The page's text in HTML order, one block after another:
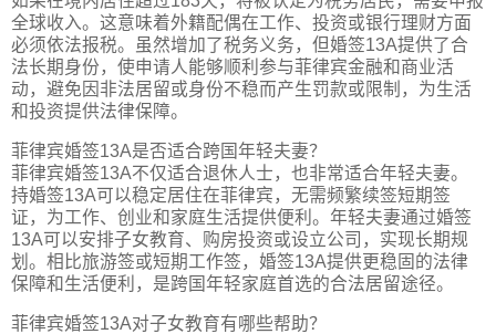
全球收入。这意味着外籍配偶在工作、投资或银行理财方面
必须依法报税。虽然增加了税务义务，但婚签13A提供了合
法长期身份，使申请人能够顺利参与菲律宾金融和商业活
动，避免因非法居留或身份不稳而产生罚款或限制，为生活
和投资提供法律保障。
菲律宾婚签13A是否适合跨国年轻夫妻？
菲律宾婚签13A不仅适合退休人士，也非常适合年轻夫妻。
持婚签13A可以稳定居住在菲律宾，无需频繁续签短期签
证，为工作、创业和家庭生活提供便利。年轻夫妻通过婚签
13A可以安排子女教育、购房投资或设立公司，实现长期规
划。相比旅游签或短期工作签，婚签13A提供更稳固的法律
保障和生活便利，是跨国年轻家庭首选的合法居留途径。
菲律宾婚签13A对子女教育有哪些帮助？